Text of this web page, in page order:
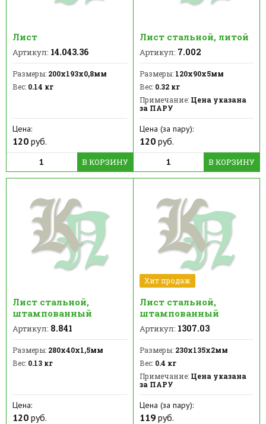
Лист
Артикул: 14.043.36
Размеры: 200х193х0,8мм
Вес: 0.14 кг
Цена:
120 руб.
В КОРЗИНУ
Лист стальной, литой
Артикул: 7.002
Размеры:120х90х5мм
Вес:0.32 кг
Примечание:Цена указана
за ПАРУ
Цена (за пару):
120руб.
В КОРЗИНУ
Лист стальной,
штампованный
Артикул: 8.841
Размеры: 280х40х1,5мм
Вес: 0.13 кг
Цена:
120 руб.
Хит продаж
Лист стальной,
штампованный
Артикул: 1307.03
Размеры:230х135х2мм
Вес:0.4 кг
Примечание:Цена указана
за ПАРУ
Цена (за пару):
119руб.